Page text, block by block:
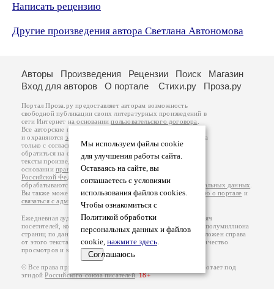
Написать рецензию
Другие произведения автора Светлана Автономова
Мы используем файлы cookie
для улучшения работы сайта.
Оставаясь на сайте, вы
соглашаетесь с условиями
использования файлов cookies.
Чтобы ознакомиться с
Политикой обработки
персональных данных и файлов
cookie, нажмите здесь.
Соглашаюсь
Авторы Произведения Рецензии Поиск
Магазин
Вход для авторов
О портале Стихи.ру Проза.ру
Портал Проза.ру предоставляет авторам возможность
свободной публикации своих литературных произведений в
сети Интернет на основаниипользовательского договора
Все авторские права на произведения принадлежат авторам
и охраняются законом
. Перепечатка произведений возможна
только с согласия его автора, к которому вы можете
обратиться на его авторской странице. Ответственность за
тексты произведений авторы несут самостоятельно на
основанииправил публикацииизаконодательства
Российской Федерации
обрабатываются на основанииПолитики обработки персональных данных
Вы также можете посмотреть более подробнуюинформацию о портале и
связаться с администрацией
Ежедневная аудитория портала Проза.ру – порядка 100 тысяч
посетителей, которые в общей сумме просматривают более полумиллиона
страниц по данным счетчика посещаемости, который расположен справа
от этого текста. В каждой графе указано по две цифры: количество
просмотров и количество посетителей.
© Все права принадлежат авторам, 2000-2026. Портал работает под
эгидойРоссийского союза писателей.18+